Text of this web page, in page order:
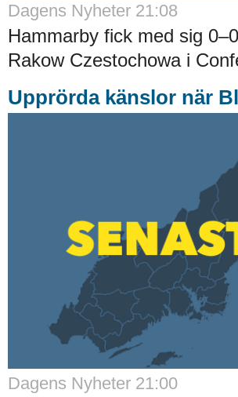
Dagens Nyheter 21:08
Hammarby fick med sig
Rakow Czestochowa i
Upprörda känslor när
Dagens Nyheter 21:00